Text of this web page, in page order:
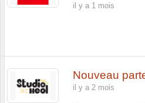
il y a 1 mois
Nouveau
il y a 2 mois